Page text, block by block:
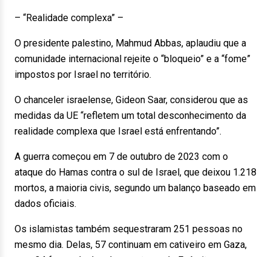
– “Realidade complexa” –
O presidente palestino, Mahmud Abbas, aplaudiu que a
comunidade internacional rejeite o “bloqueio” e a “fome”
impostos por Israel no território.
O chanceler israelense, Gideon Saar, considerou que as
medidas da UE “refletem um total desconhecimento da
realidade complexa que Israel está enfrentando”.
A guerra começou em 7 de outubro de 2023 com o
ataque do Hamas contra o sul de Israel, que deixou 1.218
mortos, a maioria civis, segundo um balanço baseado em
dados oficiais.
Os islamistas também sequestraram 251 pessoas no
mesmo dia. Delas, 57 continuam em cativeiro em Gaza,